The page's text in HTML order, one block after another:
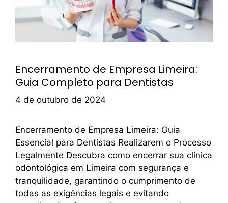
Encerramento de Empresa Limeira:
Guia Completo para Dentistas
4 de outubro de 2024
Encerramento de Empresa Limeira: Guia
Essencial para Dentistas Realizarem o Processo
Legalmente Descubra como encerrar sua clínica
odontológica em Limeira com segurança e
tranquilidade, garantindo o cumprimento de
todas as exigências legais e evitando